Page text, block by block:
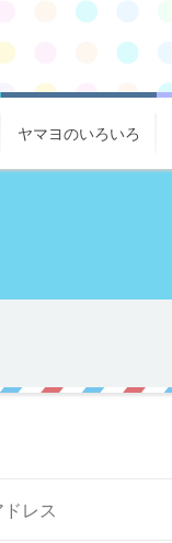
ヤマヨのいろいろ